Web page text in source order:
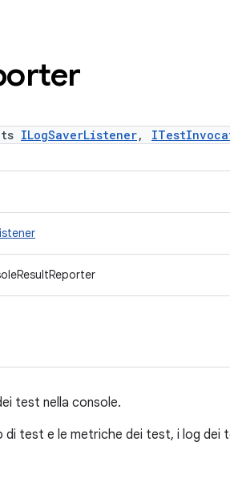
ILogSaverListener,
test nella console.
test e le metriche dei test, i log dei